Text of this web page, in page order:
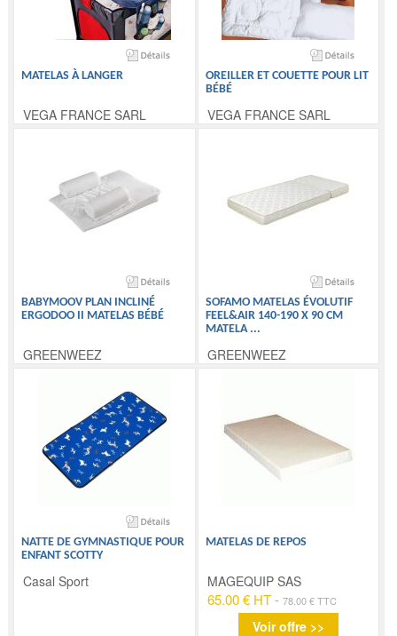
MATELAS À LANGER
VEGA FRANCE SARL
OREILLER ET COUETTE POUR LIT
BÉBÉ
VEGA FRANCE SARL
BABYMOOV PLAN INCLINÉ
ERGODOO II MATELAS BÉBÉ
GREENWEEZ
SOFAMO MATELAS ÉVOLUTIF
FEEL&AIR 140-190 X 90 CM
MATELA ...
GREENWEEZ
NATTE DE GYMNASTIQUE POUR
ENFANT SCOTTY
Casal Sport
MATELAS DE REPOS
MAGEQUIP SAS
65.00 € HT- 78.00 € TTC
Voir offre >>